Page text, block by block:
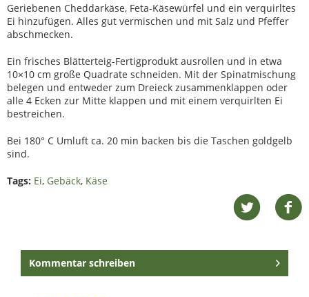
Geriebenen Cheddarkäse, Feta-Käsewürfel und ein verquirltes
Ei hinzufügen. Alles gut vermischen und mit Salz und Pfeffer
abschmecken.
Ein frisches Blätterteig-Fertigprodukt ausrollen und in etwa
10×10 cm große Quadrate schneiden. Mit der Spinatmischung
belegen und entweder zum Dreieck zusammenklappen oder
alle 4 Ecken zur Mitte klappen und mit einem verquirlten Ei
bestreichen.
Bei 180° C Umluft ca. 20 min backen bis die Taschen goldgelb
sind.
Tags: Ei, Gebäck, Käse
Kommentar schreiben